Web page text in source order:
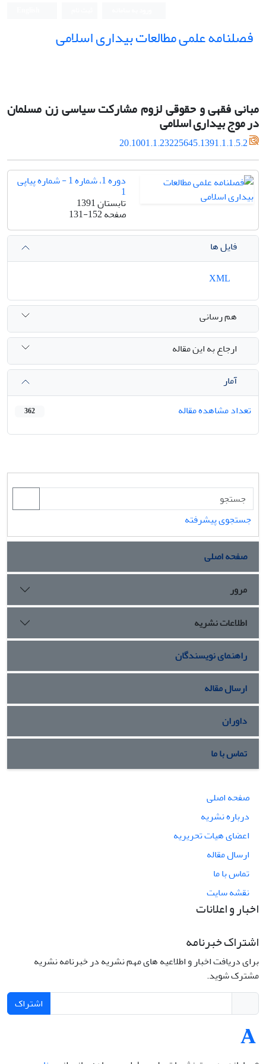
فصلنامه علمی مطالعات بیداری اسلامی
مبانی فقهی و حقوقی لزوم مشارکت سیاسی زن مسلمان
در موج بیداری اسلامی
20.1001.1.23225645.1391.1.1.5.2
دوره 1، شماره 1 - شماره پیاپی
1
تابستان 1391
صفحه131-152
فایل ها
هم رسانی
ارجاع به این مقاله
آمار
تعداد مشاهده مقاله
362
جستجوی پیشرفته
صفحه اصلی
مرور
اطلاعات نشریه
راهنمای نویسندگان
ارسال مقاله
داوران
تماس با ما
صفحه اصلی
درباره نشریه
اعضای هیات تحریریه
ارسال مقاله
تماس با ما
نقشه سایت
اخبار و اعلانات
اشتراک خبرنامه
برای دریافت اخبار و اطلاعیه های مهم نشریه در خبرنامه نشریه
مشترک شوید.
اشتراک